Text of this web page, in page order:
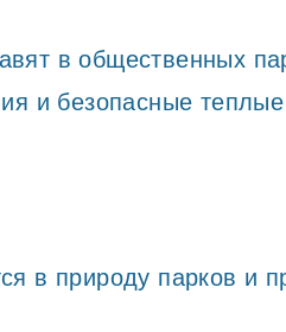
в общественных
и безопасные
в природу парков